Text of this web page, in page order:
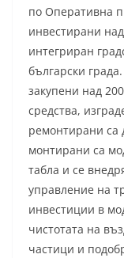
по Оперативна
инвестирани
интегриран
български
закупени над
средства,
ремонтирани са
монтирани са
табла и се
управление на
инвестиции в
чистотата на
частици и